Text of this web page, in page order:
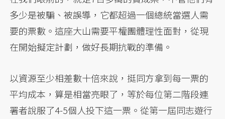
多少是被騙、被誤導，它都超過一個總統當選人需
要的票數。這座大山需要平權團體理性面對，從現
在開始擬定計劃，做好長期抗戰的準備。
以資源至少相差數十倍來說，挺同方拿到每一票的
平均成本，算是相當亮眼了，等於每位第二階段連
署者說服了4-5個人投下這一票。從第一屆同志遊行